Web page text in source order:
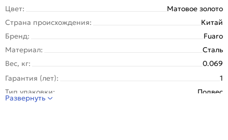
Цвет:
Матовое золото
Страна происхождения:
Китай
Бренд:
Fuaro
Материал:
Сталь
Вес, кг:
0.069
Гарантия (лет):
1
Тип упаковки:
Подвес
Развернуть